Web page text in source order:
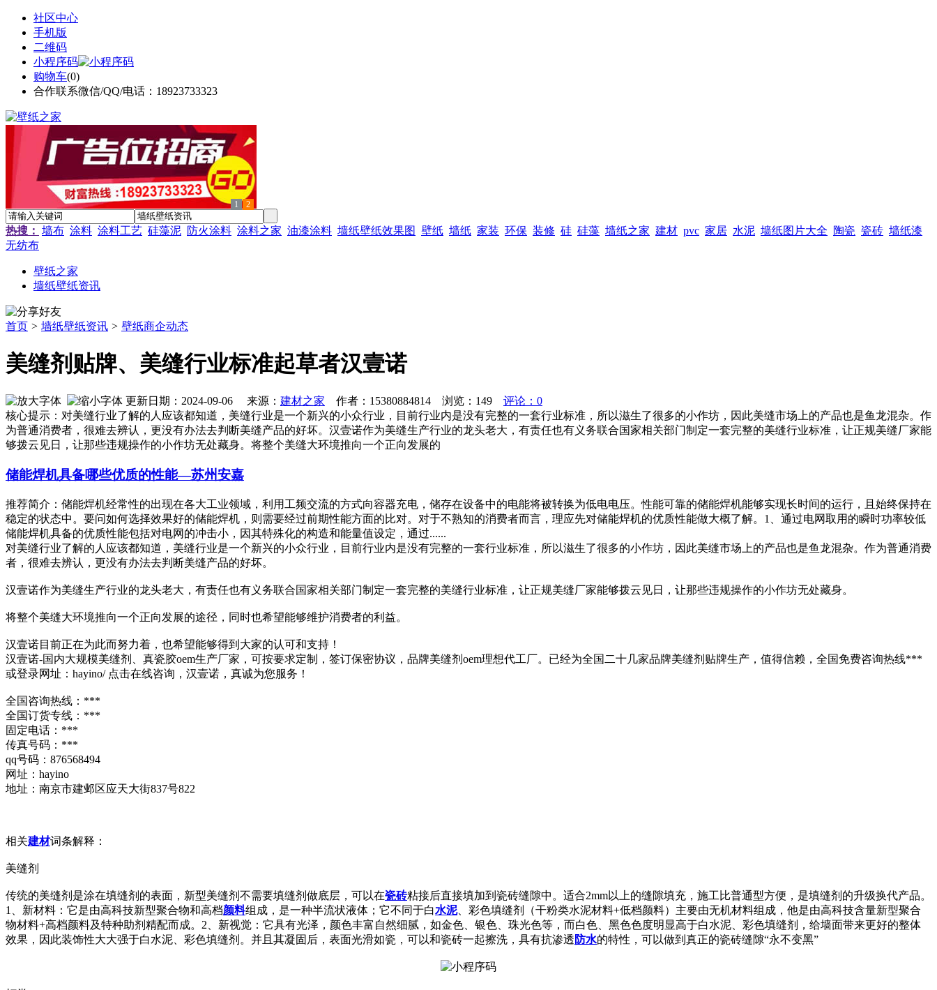
社区中心
手机版
二维码
小程序码
购物车(0)
合作联系微信/QQ/电话：18923733323
1 2
热搜： 墙布 涂料 涂料工艺 硅藻泥 防火涂料 涂料之家 油漆涂料 墙纸壁纸效果图 壁纸 墙纸 家装 环保 装修 硅 硅藻 墙纸之家 建材 pvc 家居 水泥 墙纸图片大全 陶瓷 瓷砖 墙纸漆
无纺布
壁纸之家
墙纸壁纸资讯
首页 > 墙纸壁纸资讯 > 壁纸商企动态
美缝剂贴牌、美缝行业标准起草者汉壹诺
更新日期：2024-09-06 来源： 建材之家 作者：15380884814 浏览： 149
评论：0
核心提示：对美缝行业了解的人应该都知道，美缝行业是一个新兴的小众行业，目前行业内是没有完整的一套行业标准，所以滋生了很多的小作坊，因此美缝市场上的产品也是鱼龙混杂。作
为普通消费者，很难去辨认，更没有办法去判断美缝产品的好坏。汉壹诺作为美缝生产行业的龙头老大，有责任也有义务联合国家相关部门制定一套完整的美缝行业标准，让正规美缝厂家能
够拨云见日，让那些违规操作的小作坊无处藏身。将整个美缝大环境推向一个正向发展的
储能焊机具备哪些优质的性能—苏州安嘉
推荐简介：储能焊机经常性的出现在各大工业领域，利用工频交流的方式向容器充电，储存在设备中的电能将被转换为低电电压。性能可靠的储能焊机能够实现长时间的运行，且始终保持在
稳定的状态中。要问如何选择效果好的储能焊机，则需要经过前期性能方面的比对。对于不熟知的消费者而言，理应先对储能焊机的优质性能做大概了解。1、通过电网取用的瞬时功率较低
储能焊机具备的优质性能包括对电网的冲击小，因其特殊化的构造和能量值设定，通过......
对美缝行业了解的人应该都知道，美缝行业是一个新兴的小众行业，目前行业内是没有完整的一套行业标准，所以滋生了很多的小作坊，因此美缝市场上的产品也是鱼龙混杂。作为普通消费
者，很难去辨认，更没有办法去判断美缝产品的好坏。
汉壹诺作为美缝生产行业的龙头老大，有责任也有义务联合国家相关部门制定一套完整的美缝行业标准，让正规美缝厂家能够拨云见日，让那些违规操作的小作坊无处藏身。
将整个美缝大环境推向一个正向发展的途径，同时也希望能够维护消费者的利益。
汉壹诺目前正在为此而努力着，也希望能够得到大家的认可和支持！
汉壹诺-国内大规模美缝剂、真瓷胶oem生产厂家，可按要求定制，签订保密协议，品牌美缝剂oem理想代工厂。已经为全国二十几家品牌美缝剂贴牌生产，值得信赖，全国免费咨询热线***
或登录网址：hayino/ 点击在线咨询，汉壹诺，真诚为您服务！
全国咨询热线：***
全国订货专线：***
固定电话：***
传真号码：***
qq号码：876568494
网址：hayino
地址：南京市建邺区应天大街837号822
相关建材词条解释：
美缝剂
传统的美缝剂是涂在填缝剂的表面，新型美缝剂不需要填缝剂做底层，可以在瓷砖粘接后直接填加到瓷砖缝隙中。适合2mm以上的缝隙填充，施工比普通型方便，是填缝剂的升级换代产品。
1、新材料：它是由高科技新型聚合物和高档颜料组成，是一种半流状液体；它不同于白水泥、彩色填缝剂（干粉类水泥材料+低档颜料）主要由无机材料组成，他是由高科技含量新型聚合
物材料+高档颜料及特种助剂精配而成。2、新视觉：它具有光泽，颜色丰富自然细腻，如金色、银色、珠光色等，而白色、黑色色度明显高于白水泥、彩色填缝剂，给墙面带来更好的整体
效果，因此装饰性大大强于白水泥、彩色填缝剂。并且其凝固后，表面光滑如瓷，可以和瓷砖一起擦洗，具有抗渗透 防水的特性，可以做到真正的瓷砖缝隙“永不变黑”